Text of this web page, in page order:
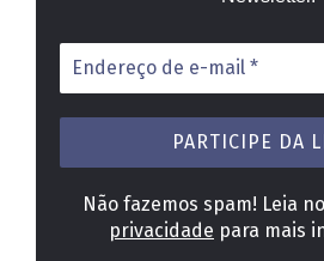
Endereço
de
e-
mail
Não fazemos spam! Leia
privacidade para mais